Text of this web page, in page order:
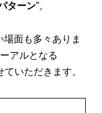
ターン”。
面も多々ありま
アルとなる
ていただきます。